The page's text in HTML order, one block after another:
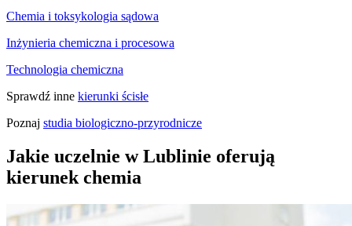
Chemia i toksykologia sądowa
Inżynieria chemiczna i procesowa
Technologia chemiczna
Sprawdź inne kierunki ścisłe
Poznaj studia biologiczno-przyrodnicze
Jakie uczelnie w Lublinie oferują
kierunek chemia